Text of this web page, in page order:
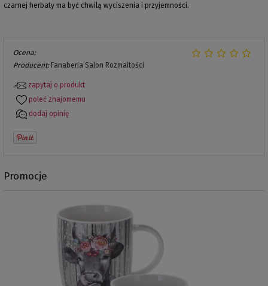
czarnej herbaty ma być chwilą wyciszenia i przyjemności.
Ocena:
Producent: Fanaberia Salon Rozmaitości
zapytaj o produkt
poleć znajomemu
dodaj opinię
Promocje